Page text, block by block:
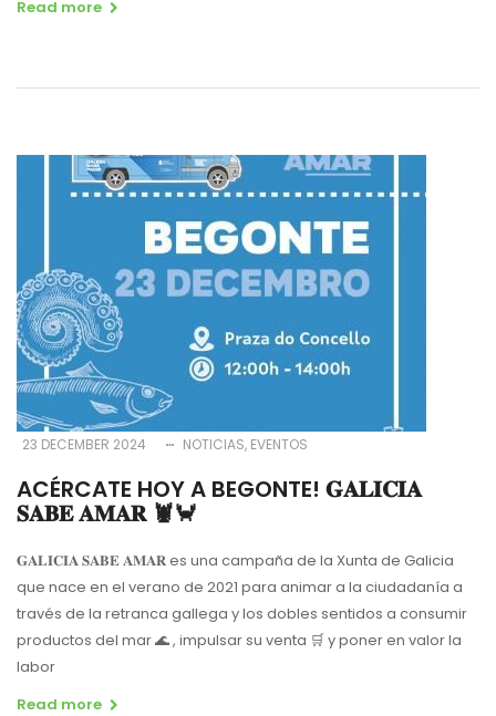
Read more
23 DECEMBER 2024 NOTICIAS EVENTOS
ACÉRCATE HOY A BEGONTE! 𝐆𝐀𝐋𝐈𝐂𝐈𝐀
𝐒𝐀𝐁𝐄 𝐀𝐌𝐀𝐑 🦞🦀
𝐆𝐀𝐋𝐈𝐂𝐈𝐀 𝐒𝐀𝐁𝐄 𝐀𝐌𝐀𝐑 es una campaña de la Xunta de Galicia
que nace en el verano de 2021 para animar a la ciudadanía a
través de la retranca gallega y los dobles sentidos a consumir
productos del mar 🌊 , impulsar su venta 🛒 y poner en valor la
labor
Read more